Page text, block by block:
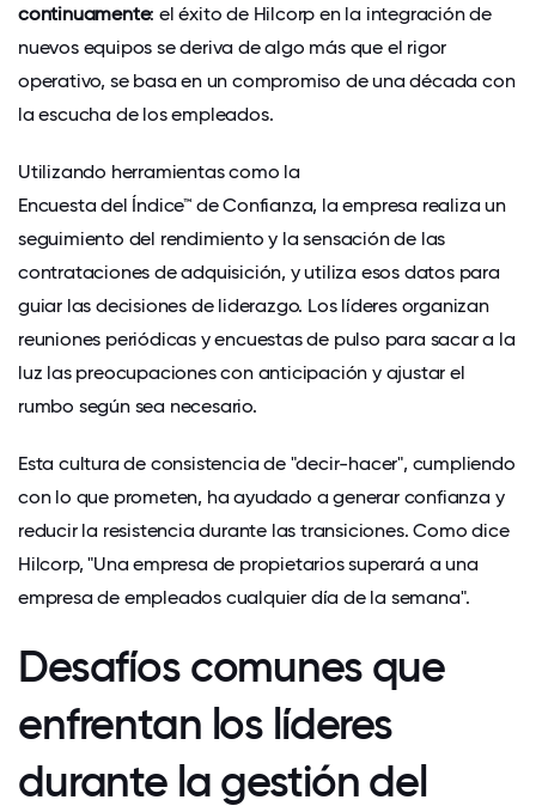
continuamente: el éxito de Hilcorp en la integración de
nuevos equipos se deriva de algo más que el rigor
operativo, se basa en un compromiso de una década con
la escucha de los empleados.
Utilizando herramientas como la
Encuesta del Índice™ de Confianza, la empresa realiza un
seguimiento del rendimiento y la sensación de las
contrataciones de adquisición, y utiliza esos datos para
guiar las decisiones de liderazgo. Los líderes organizan
reuniones periódicas y encuestas de pulso para sacar a la
luz las preocupaciones con anticipación y ajustar el
rumbo según sea necesario.
Esta cultura de consistencia de "decir-hacer", cumpliendo
con lo que prometen, ha ayudado a generar confianza y
reducir la resistencia durante las transiciones. Como dice
Hilcorp, "Una empresa de propietarios superará a una
empresa de empleados cualquier día de la semana".
Desafíos comunes que
enfrentan los líderes
durante la gestión del